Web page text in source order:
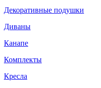
Декоративные подушки
Диваны
Канапе
Комплекты
Кресла